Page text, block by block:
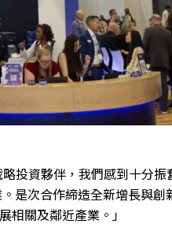
投資夥伴，我們感到十分振
是次合作締造全新增長與創
相關及鄰近產業。」